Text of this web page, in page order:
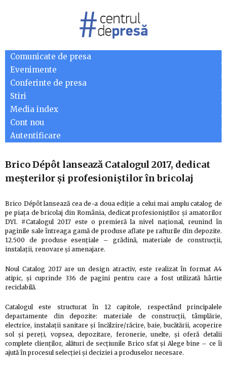
Comunicate de presa
Evenimente
Conferinte de presa
Stiri
Media index
Cont nou
Autentificare
Brico Dépôt lansează Catalogul 2017, dedicat
meșterilor și profesioniștilor în bricolaj
Brico Dépôt lansează cea de-a doua ediție a celui mai amplu catalog de
pe piața de bricolaj din România, dedicat profesioniștilor și amatorilor
DYI. #Catalogul 2017 este o premieră la nivel național, reunind în
paginile sale întreaga gamă de produse aflate pe rafturile din depozite.
12.500 de produse esențiale – grădină, materiale de construcții,
instalații, renovare și amenajare.
Noul Catalog 2017 are un design atractiv, este realizat în format A4
atipic, și cuprinde 336 de pagini pentru care a fost utilizată hârtie
reciclabilă.
Catalogul este structurat în 12 capitole, respectând principalele
departamente din depozite: materiale de construcții, tâmplărie,
electrice, instalații sanitare și încălzire/răcire, baie, bucătării, acoperire
sol și pereți, vopsea, depozitare, feronerie, unelte, și oferă detalii
complete clienților, alături de secțiunile Brico sfat și Alege bine – ce îi
ajută în procesul selecției și deciziei a produselor necesare.